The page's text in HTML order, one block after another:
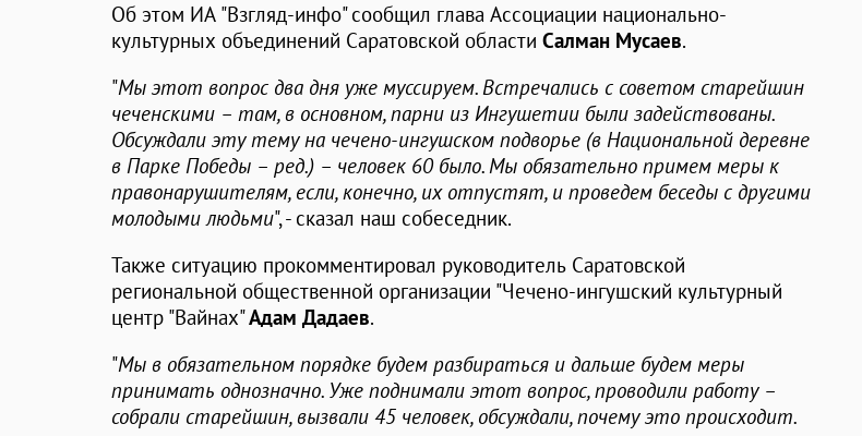
Об этом ИА "Взгляд-инфо" сообщил глава Ассоциации национально-
культурных объединений Саратовской области Салман Мусаев.
"Мы этот вопрос два дня уже муссируем. Встречались с советом старейшин
чеченскими – там, в основном, парни из Ингушетии были задействованы.
Обсуждали эту тему на чечено-ингушском подворье (в Национальной деревне
в Парке Победы – ред.) – человек 60 было. Мы обязательно примем меры к
правонарушителям, если, конечно, их отпустят, и проведем беседы с другими
молодыми людьми", - сказал наш собеседник.
Также ситуацию прокомментировал руководитель Саратовской
региональной общественной организации "Чечено-ингушский культурный
центр "Вайнах"Адам Дадаев.
"Мы в обязательном порядке будем разбираться и дальше будем меры
принимать однозначно. Уже поднимали этот вопрос, проводили работу –
собрали старейшин, вызвали 45 человек, обсуждали, почему это происходит.